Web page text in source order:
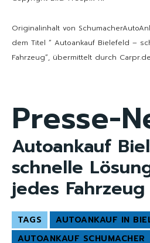
Originalinhalt von
dem Titel “ Autoankauf Bielefeld –
Fahrzeug“, übermittelt durch Carpr.de
Presse-
Autoankauf
schnelle
jedes Fahrzeug
TAGS
AUTOANKAUF IN
AUTOANKAUF SCHUMACHER